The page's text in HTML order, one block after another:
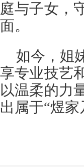
庭与子女，
面。
如今，姐
享专业技艺
以温柔的力
出属于“煜